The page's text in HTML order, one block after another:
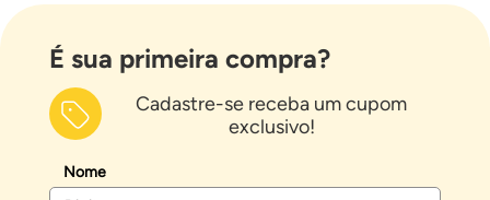
É sua primeira compra?
Cadastre-se receba um cupom
exclusivo!
Nome